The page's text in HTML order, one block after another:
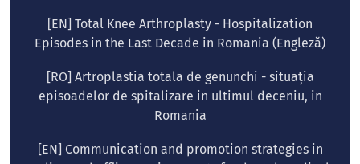
[EN] Total Knee Arthroplasty - Hospitalization
Episodes in the Last Decade in Romania (Engleză)
[RO] Artroplastia totala de genunchi - situația
episoadelor de spitalizare in ultimul deceniu, in
Romania
[EN] Communication and promotion strategies in